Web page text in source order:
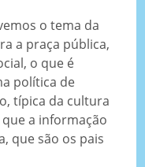
o tema da
a praça pública,
o que é
política de
típica da cultura
a informação
que são os pais